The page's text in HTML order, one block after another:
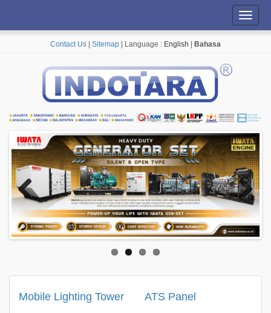
Contact Us Sitemap | Language : English Bahasa
Mobile Lighting Tower ATS Panel